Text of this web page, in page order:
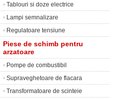
• Tablouri si doze electrice
• Lampi semnalizare
• Regulatoare tensiune
Piese de schimb pentru
arzatoare
• Pompe de combustibil
• Supraveghetoare de flacara
• Transformatoare de scinteie